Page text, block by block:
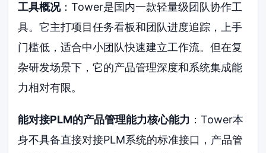
工具概况：Tower是国内一款轻量级团队协作工
具。它主打项目任务看板和团队进度追踪，上手
门槛低，适合中小团队快速建立工作流。但在复
杂研发场景下，它的产品管理深度和系统集成能
力相对有限。
能对接PLM的产品管理能力核心能力 ：Tower本
身不具备直接对接PLM系统的标准接口，产品管